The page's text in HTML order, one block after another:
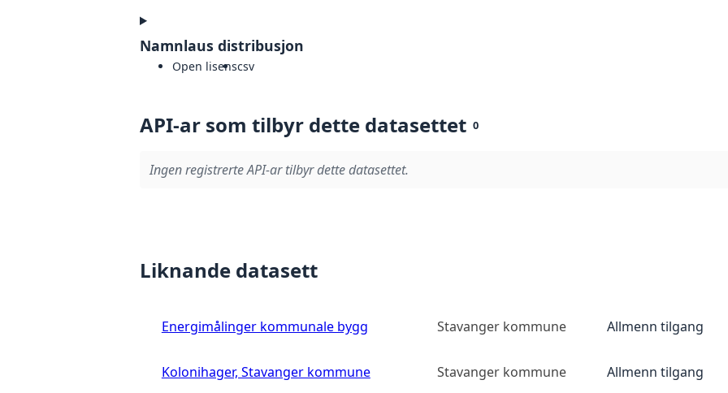
Namnlaus distribusjon
Open lisenscsv
API-ar som tilbyr dette datasettet 0
Ingen registrerte API-ar tilbyr dette datasettet.
Liknande datasett
Energimålinger kommunale bygg Stavanger kommune Allmenn tilgang
Kolonihager, Stavanger kommune Stavanger kommune Allmenn tilgang